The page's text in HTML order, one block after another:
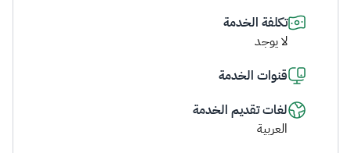
تكلفة الخدمة
لا يوجد
قنوات الخدمة
لغات تقديم الخدمة
العربية